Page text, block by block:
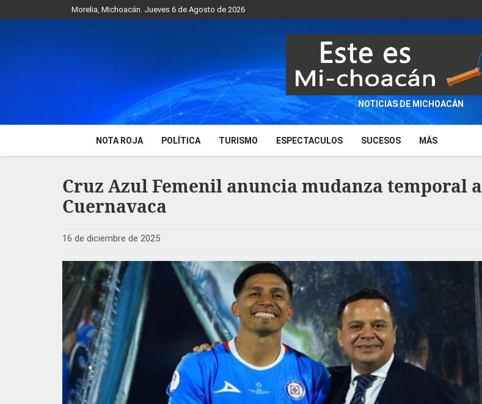
Morelia, Michoacán. Jueves 6 de Agosto de 2026
NOTICIAS DE MICHOACÁN
NOTA ROJA POLÍTICA TURISMO ESPECTACULOS SUCESOS MÁS
Cruz Azul Femenil anuncia mudanza temporal a
Cuernavaca
16 de diciembre de 2025